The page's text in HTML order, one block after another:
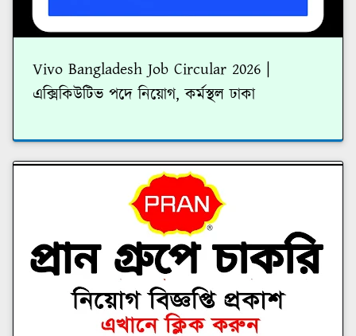
Vivo Bangladesh Job Circular 2026 |
এক্সিকিউটিভ পদে নিয়োগ, কর্মস্থল ঢাকা